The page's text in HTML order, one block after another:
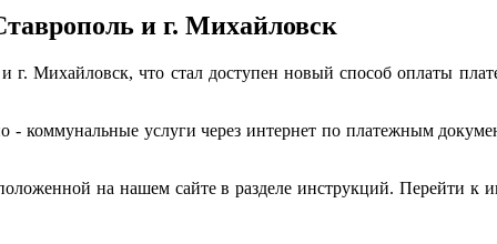
и г. Михайловск
г. Михайловск, что стал доступен новый способ оплаты
коммунальные услуги через интернет по платежным
на нашем сайте в разделе инструкций. Перейти к